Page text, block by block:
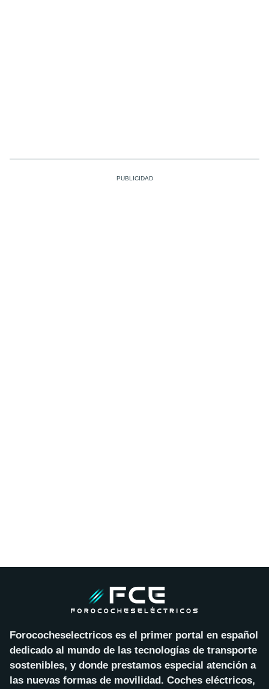
Forococheselectricos es el primer portal en español
dedicado al mundo de las tecnologías de transporte
sostenibles, y donde prestamos especial atención a
las nuevas formas de movilidad. Coches eléctricos,